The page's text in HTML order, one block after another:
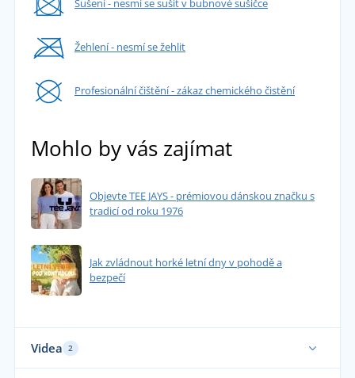
Sušení - nesmí se sušit v bubnové sušičce
Žehlení - nesmí se žehlit
Profesionální čištění - zákaz chemického čistění
Mohlo by vás zajímat
Objevte TEE JAYS - prémiovou dánskou značku s
tradicí od roku 1976
Jak zvládnout horké letní dny v pohodě a
bezpečí
Videa 2